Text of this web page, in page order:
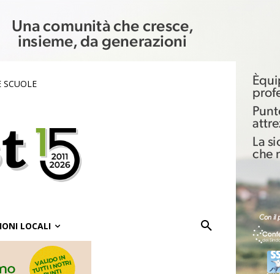
SCUOLE
LOCALI